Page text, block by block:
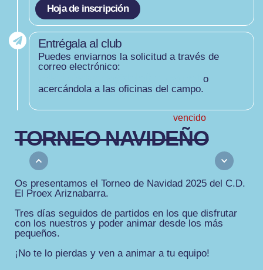
Hoja de inscripción
Entrégala al club
Puedes enviarnos la solicitud a través de
correo electrónico:
o
acercándola a las oficinas del campo.
vencido
TORNEO NAVIDEÑO
Os presentamos el Torneo de Navidad 2025 del C.D.
El Proex Ariznabarra.
Tres días seguidos de partidos en los que disfrutar
con los nuestros y poder animar desde los más
pequeños.
¡No te lo pierdas y ven a animar a tu equipo!